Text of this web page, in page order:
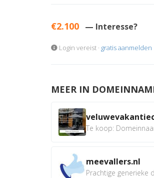
€2.100 — Interesse?
Login vereist · gratis aanmelden
MEER IN
Te koop:
meevallers.nl
Prachtige generieke